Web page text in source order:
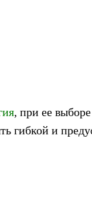
, при ее
гибкой и